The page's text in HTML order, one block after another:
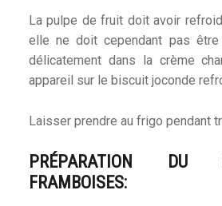
La pulpe de fruit doit avoir
elle ne doit cependant pas être
délicatement dans la crème
appareil sur le biscuit joconde
Laisser prendre au frigo pendant
PRÉPARATION DU
FRAMBOISES: